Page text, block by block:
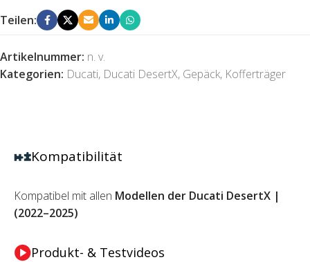
Teilen:
Artikelnummer: n. v.
Kategorien: Ducati, Ducati DesertX, Gepäck, Kofferträger
Kompatibilität
Kompatibel mit allen Modellen der Ducati DesertX |
(2022–2025)
Produkt- & Testvideos